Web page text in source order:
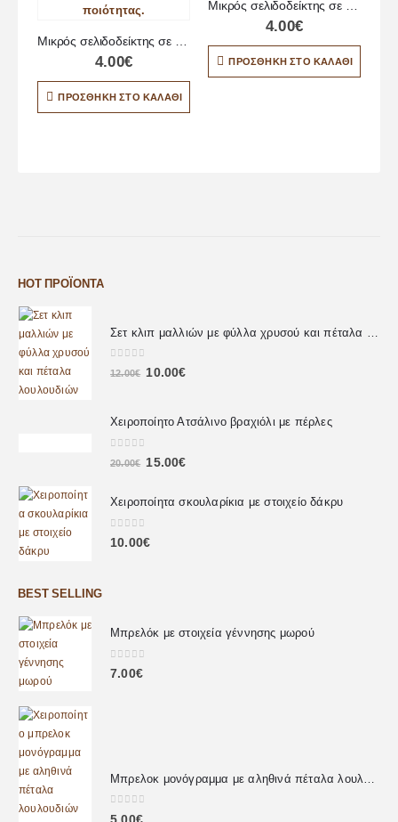
4.00€
ΠΡΟΣΘΉΚΗ ΣΤΟ ΚΑΛΆΘΙ
4.00€
ΠΡΟΣΘΉΚΗ ΣΤΟ ΚΑΛΆΘΙ
HOT ΠΡΟΪΌΝΤΑ
0out of 5
12.00€ 10.00€
Χειροποίητο Ατσάλινο βραχιόλι με πέρλες
out of 5
20.00€ 15.00€
Χειροποίητα σκουλαρίκια με στοιχείο δάκρυ
0 out of 5
10.00€
BEST SELLING
Μπρελόκ με στοιχεία γέννησης μωρού
0out of 5
7.00€
Μπρελοκ μονόγραμμα με αληθινά πέταλα λουλουδιών
0 out of 5